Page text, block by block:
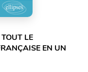
LE
EN UN